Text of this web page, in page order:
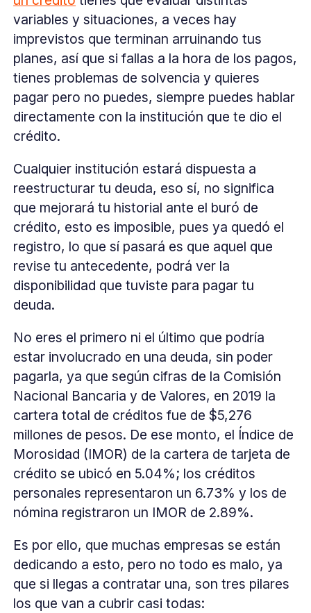
variables y situaciones, a veces hay
imprevistos que terminan arruinando tus
planes, así que si fallas a la hora de los pagos,
tienes problemas de solvencia y quieres
pagar pero no puedes, siempre puedes hablar
directamente con la institución que te dio el
crédito.
Cualquier institución estará dispuesta a
reestructurar tu deuda, eso sí, no significa
que mejorará tu historial ante el buró de
crédito, esto es imposible, pues ya quedó el
registro, lo que sí pasará es que aquel que
revise tu antecedente, podrá ver la
disponibilidad que tuviste para pagar tu
deuda.
No eres el primero ni el último que podría
estar involucrado en una deuda, sin poder
pagarla, ya que según cifras de la Comisión
Nacional Bancaria y de Valores, en 2019 la
cartera total de créditos fue de $5,276
millones de pesos. De ese monto, el Índice de
Morosidad (IMOR) de la cartera de tarjeta de
crédito se ubicó en 5.04%; los créditos
personales representaron un 6.73% y los de
nómina registraron un IMOR de 2.89%.
Es por ello, que muchas empresas se están
dedicando a esto, pero no todo es malo, ya
que si llegas a contratar una, son tres pilares
los que van a cubrir casi todas: